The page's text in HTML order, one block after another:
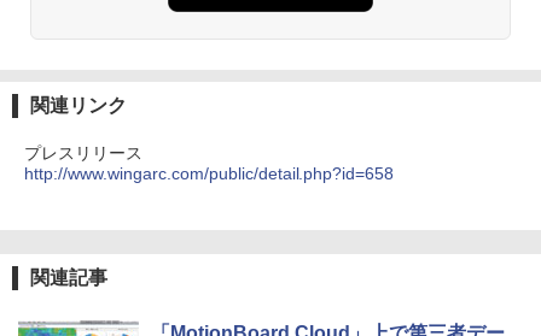
関連リンク
プレスリリース
http://www.wingarc.com/public/detail.php?id=658
関連記事